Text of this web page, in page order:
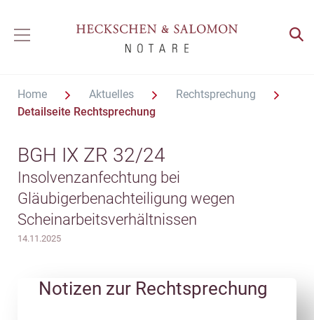
Home Aktuelles
Rechtsprechung
Detailseite Rechtsprechung
BGH IX ZR 32/24
Insolvenzanfechtung bei
Gläubigerbenachteiligung wegen
Scheinarbeitsverhältnissen
14.11.2025
Notizen zur Rechtsprechung